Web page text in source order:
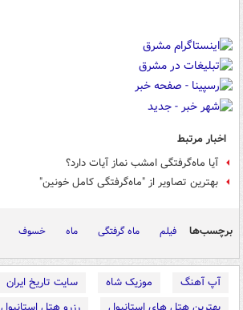
اخبار مرتبط
آیا ماه‌گرفتگی امشب نماز آیات دارد؟
بهترین تصاویر از "ماه‌گرفتگی کامل خونین"
برچسب‌ها فیلم ماه گرفتگی ماه خسوف
آپ آهنگ موزیک شاه
سایت تاریخ ایران